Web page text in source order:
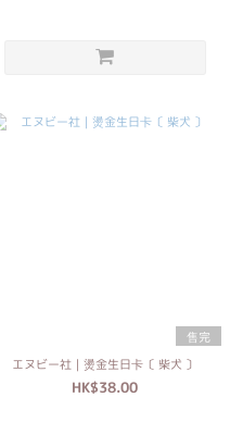
售完
エヌビー社｜燙金生日卡〔 柴犬 〕
HK$38.00